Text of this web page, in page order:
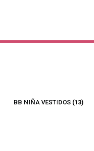
BB NIÑA VESTIDOS (13)